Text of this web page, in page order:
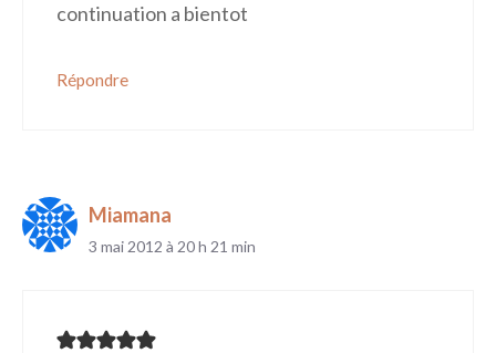
continuation a bientot
Répondre
Miamana
3 mai 2012 à 20 h 21 min